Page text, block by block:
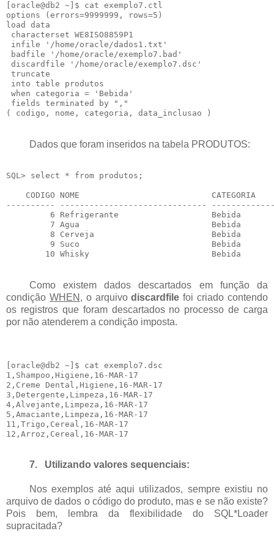
[oracle@db2 ~]$ cat exemplo7.ctl
options (errors=9999999, rows=5)
load data
characterset WE8ISO8859P1
infile '/home/oracle/dados1.txt'
badfile '/home/oracle/exemplo7.bad'
discardfile '/home/oracle/exemplo7.dsc'
truncate
into table produtos
when categoria = 'Bebida'
fields terminated by ","
Dados que foram inseridos na tabela PRODUTOS:
SQL> select * from produtos;
CODIGO NOME                           CATEGORIA
---------- ------------------------------
6 Refrigerante                   Bebida
7 Agua                           Bebida
8 Cerveja                        Bebida
9 Suco                           Bebida
Como existem dados descartados em função da
condição WHEN , o arquivodiscardfile foi criado contendo
os registros que foram descartados no processo de carga
por não atenderem a condição imposta.
[oracle@db2 ~]$ cat exemplo7.dsc
1,Shampoo,Higiene,16-MAR-17
2,Creme Dental,Higiene,16-MAR-17
3,Detergente,Limpeza,16-MAR-17
4,Alvejante,Limpeza,16-MAR-17
5,Amaciante,Limpeza,16-MAR-17
11,Trigo,Cereal,16-MAR-17
7. Utilizando valores sequenciais:
Nos exemplos até aqui utilizados, sempre existiu no
arquivo de dados o código do produto, mas e se não existe?
Pois bem, lembra da flexibilidade do SQL*Loader
supracitada?